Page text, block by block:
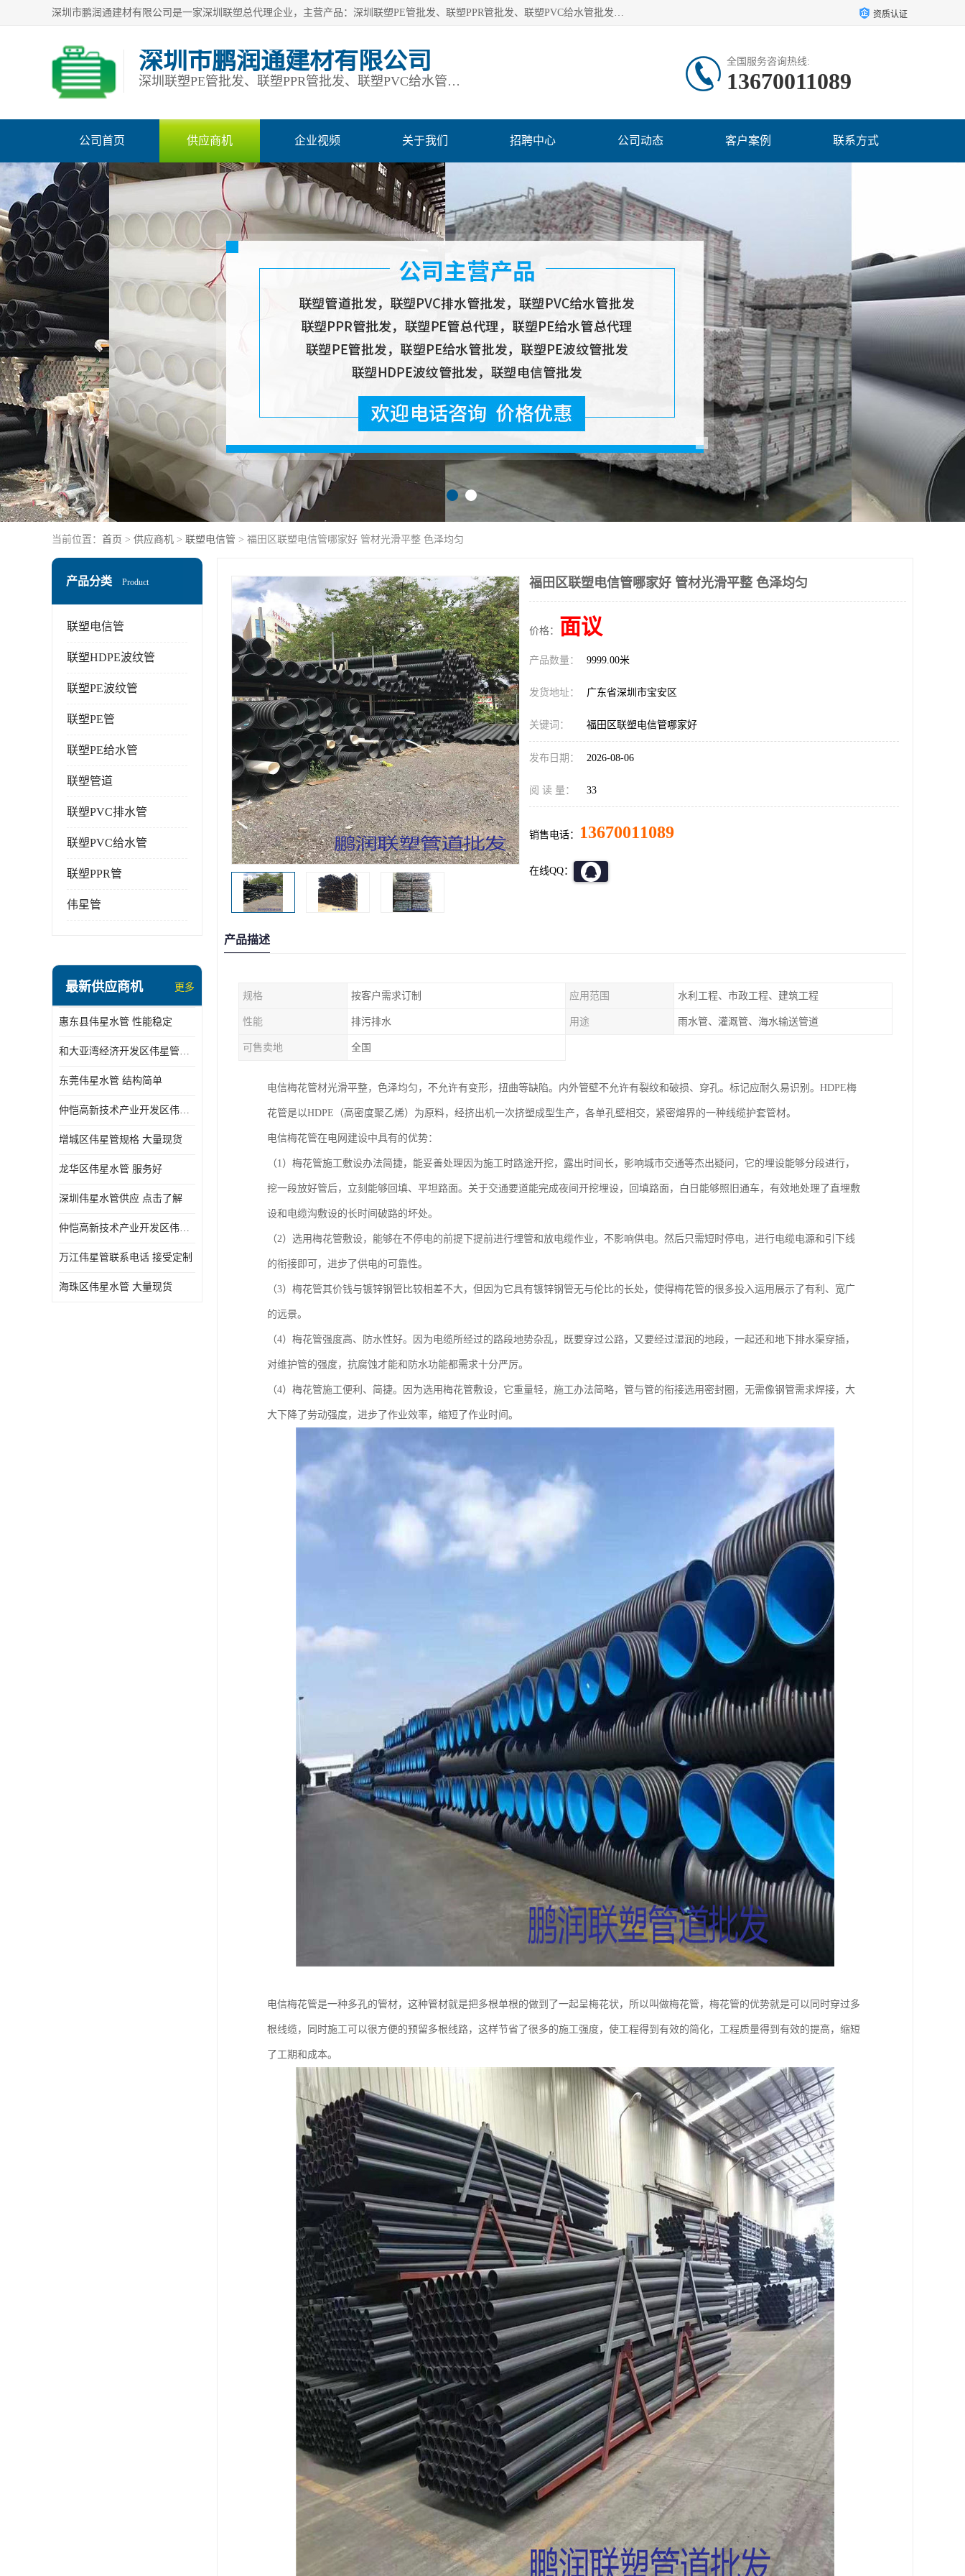
深圳市鹏润通建材有限公司是一家深圳联塑总代理企业，主营产品：深圳联塑PE管批发、联塑PPR管批发、联塑PVC给水管批发、联塑PVC排水管批发、联塑管道批发等。凭借服务以及多年的勤奋拼搏，发展成为一家销售各种管材管件，绝缘电工套管及配件等系列产品的贸易公司。公司秉承“顾客至上，锐意进取”的经营理念，坚持“客户至上”原则为广大客户提供的服务。欢迎惠顾！ 资质认证
深圳市鹏润通建材有限公司
深圳联塑PE管批发、联塑PPR管批发、联塑PVC给水管批发、联塑PVC排水管批发、联塑管道批发等
全国服务咨询热线:
13670011089
公司首页 供应商机 企业视频 关于我们 招聘中心 公司动态 客户案例 联系方式
当前位置： 首页 > 供应商机 > 联塑电信管 > 福田区联塑电信管哪家好 管材光滑平整 色泽均匀
产品分类 Product
联塑电信管
联塑HDPE波纹管
联塑PE波纹管
联塑PE管
联塑PE给水管
联塑管道
联塑PVC排水管
联塑PVC给水管
联塑PPR管
伟星管
最新供应商机 更多
惠东县伟星水管 性能稳定
和大亚湾经济开发区伟星管批发
东莞伟星水管 结构简单
仲恺高新技术产业开发区伟星管型号 技术成熟
增城区伟星管规格 大量现货
龙华区伟星水管 服务好
深圳伟星水管供应 点击了解
仲恺高新技术产业开发区伟星水管 大量现货
万江伟星管联系电话 接受定制
海珠区伟星水管 大量现货
福田区联塑电信管哪家好 管材光滑平整 色泽均匀
价格： 面议
产品数量： 9999.00米
发货地址： 广东省深圳市宝安区
关键词： 福田区联塑电信管哪家好
发布日期： 2026-08-06
阅 读 量： 33
销售电话： 13670011089
在线QQ：
产品描述
规格 按客户需求订制 应用范围 水利工程、市政工程、建筑工程
性能 排污排水 用途 雨水管、灌溉管、海水输送管道
可售卖地 全国
电信梅花管材光滑平整，色泽均匀，不允许有变形，扭曲等缺陷。内外管壁不允许有裂纹和破损、穿孔。标记应耐久易识别。HDPE梅
花管是以HDPE（高密度聚乙烯）为原料，经挤出机一次挤塑成型生产，各单孔壁相交，紧密熔界的一种线缆护套管材。
电信梅花管在电网建设中具有的优势：
（1）梅花管施工敷设办法简捷，能妥善处理因为施工时路途开挖，露出时间长，影响城市交通等杰出疑问，它的埋设能够分段进行，
挖一段放好管后，立刻能够回填、平坦路面。关于交通要道能完成夜间开挖埋设，回填路面，白日能够照旧通车，有效地处理了直埋敷
设和电缆沟敷设的长时间破路的坏处。
（2）选用梅花管敷设，能够在不停电的前提下提前进行埋管和放电缆作业，不影响供电。然后只需短时停电，进行电缆电源和引下线
的衔接即可，进步了供电的可靠性。
（3）梅花管其价钱与镀锌钢管比较相差不大，但因为它具有镀锌钢管无与伦比的长处，使得梅花管的很多投入运用展示了有利、宽广
的远景。
（4）梅花管强度高、防水性好。因为电缆所经过的路段地势杂乱，既要穿过公路，又要经过湿润的地段，一起还和地下排水渠穿插，
对维护管的强度，抗腐蚀才能和防水功能都需求十分严厉。
（4）梅花管施工便利、简捷。因为选用梅花管敷设，它重量轻，施工办法简略，管与管的衔接选用密封圈，无需像钢管需求焊接，大
大下降了劳动强度，进步了作业效率，缩短了作业时间。
电信梅花管是一种多孔的管材，这种管材就是把多根单根的做到了一起呈梅花状，所以叫做梅花管，梅花管的优势就是可以同时穿过多
根线缆，同时施工可以很方便的预留多根线路，这样节省了很多的施工强度，使工程得到有效的简化，工程质量得到有效的提高，缩短
了工期和成本。